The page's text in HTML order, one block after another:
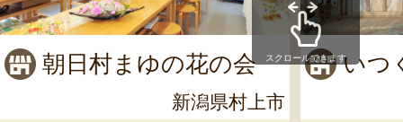
朝日村まゆの花の会
新潟県村上市
いつ
スクロールできます